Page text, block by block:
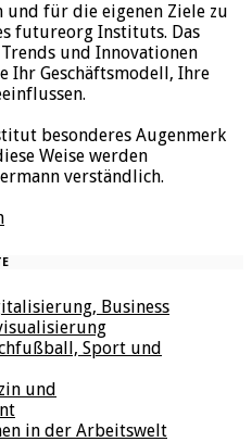
und für die eigenen Ziele zu
futureorg Instituts. Das
und Innovationen
Ihr Geschäftsmodell, Ihre
besonderes Augenmerk
Weise werden
verständlich.
Business
Sport und
und
in der Arbeitswelt